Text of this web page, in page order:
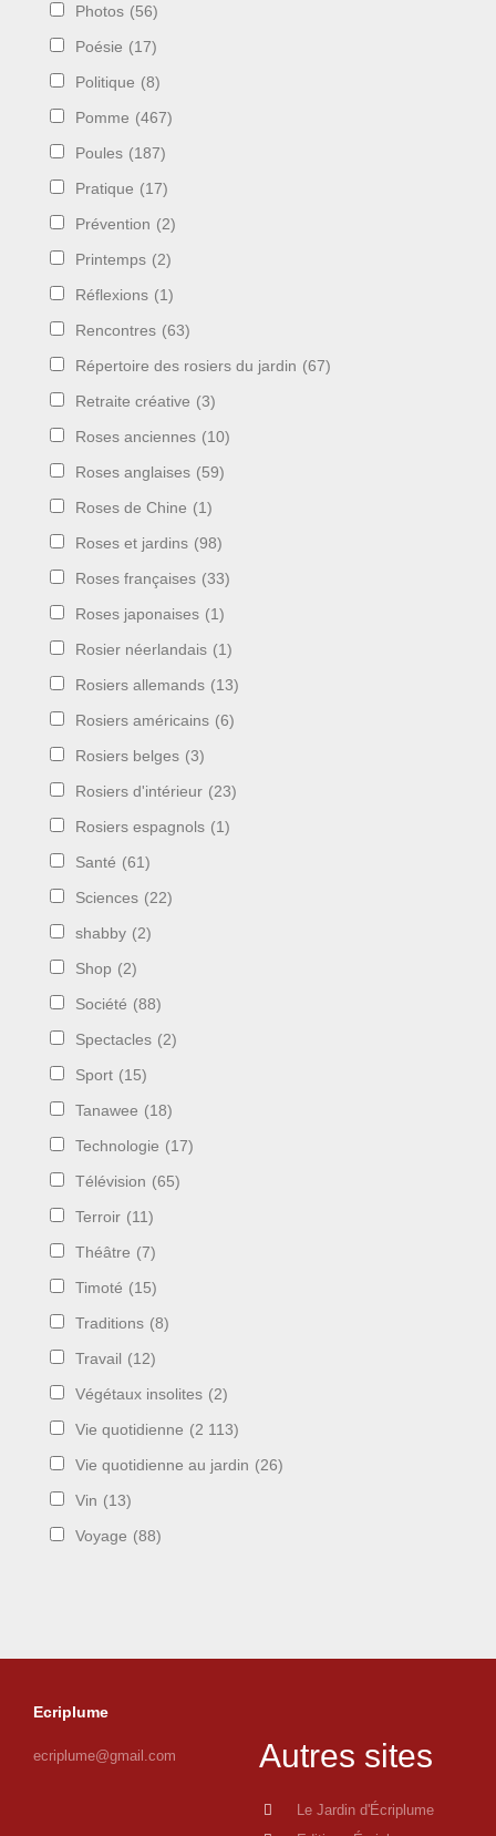
Photos (56)
Poésie (17)
Politique (8)
Pomme (467)
Poules (187)
Pratique (17)
Prévention (2)
Printemps (2)
Réflexions (1)
Rencontres (63)
Répertoire des rosiers du jardin (67)
Retraite créative (3)
Roses anciennes (10)
Roses anglaises (59)
Roses de Chine (1)
Roses et jardins (98)
Roses françaises (33)
Roses japonaises (1)
Rosier néerlandais (1)
Rosiers allemands (13)
Rosiers américains (6)
Rosiers belges (3)
Rosiers d'intérieur (23)
Rosiers espagnols (1)
Santé (61)
Sciences (22)
shabby (2)
Shop (2)
Société (88)
Spectacles (2)
Sport (15)
Tanawee (18)
Technologie (17)
Télévision (65)
Terroir (11)
Théâtre (7)
Timoté (15)
Traditions (8)
Travail (12)
Végétaux insolites (2)
Vie quotidienne (2 113)
Vie quotidienne au jardin (26)
Vin (13)
Voyage (88)
Ecriplume
ecriplume@gmail.com Autres sites
Le Jardin d'Écriplume